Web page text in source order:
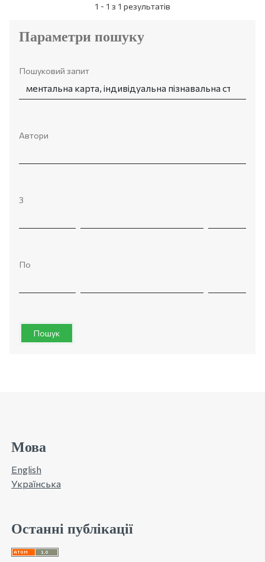
1 - 1 з 1 результатів
Параметри пошуку
Пошуковий запит
Автори
З
По
Пошук
Мова
English
Українська
Останні публікації